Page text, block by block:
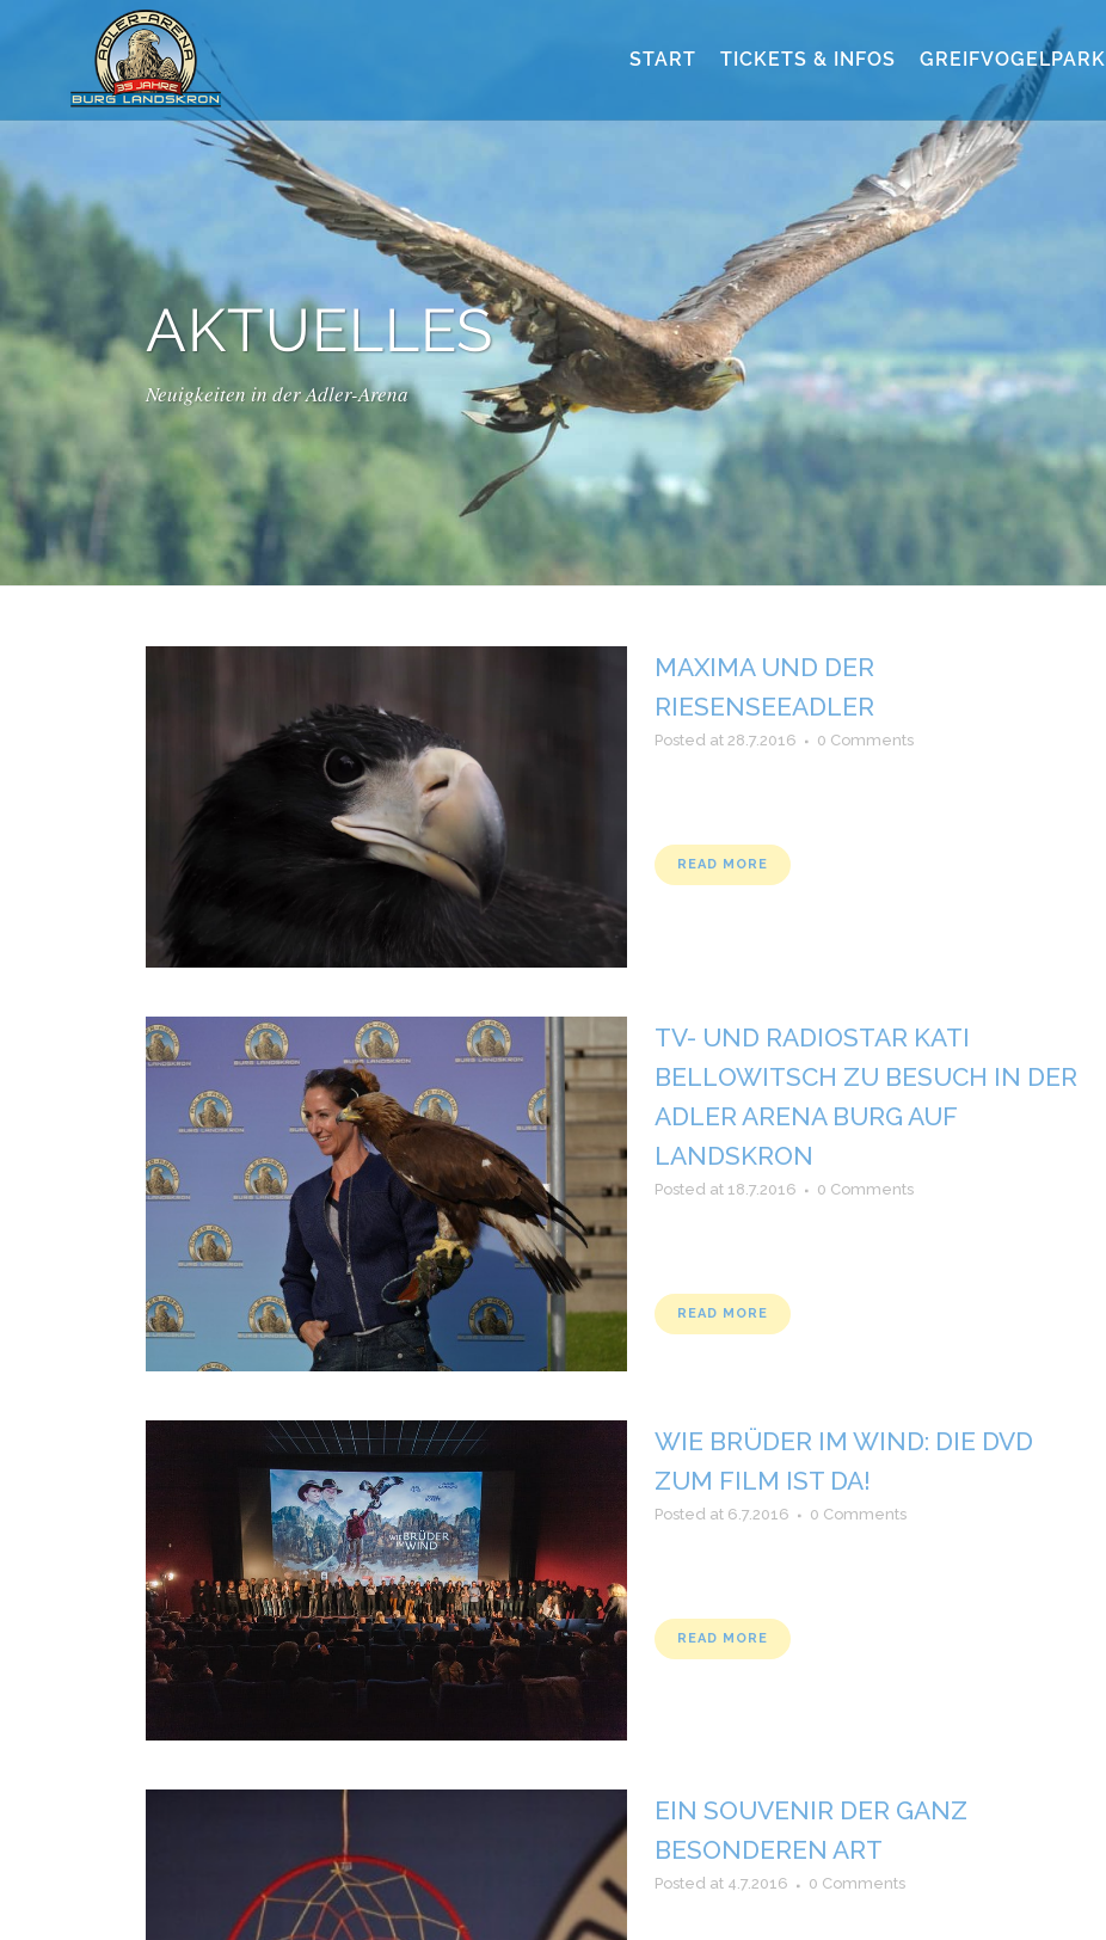
START TICKETS & INFOS GREIFVOGELPARK
AKTUELLES
Neuigkeiten in der Adler-Arena
MAXIMA UND DER
RIESENSEEADLER
Posted at 28.7.2016 0 Comments
READ MORE
TV- UND RADIOSTAR KATI
BELLOWITSCH ZU BESUCH IN DER
ADLER ARENA BURG AUF
LANDSKRON
Posted at 18.7.2016 0 Comments
READ MORE
WIE BRÜDER IM WIND: DIE DVD
ZUM FILM IST DA!
Posted at 6.7.2016 0 Comments
READ MORE
EIN SOUVENIR DER GANZ
BESONDEREN ART
Posted at 4.7.2016 0 Comments